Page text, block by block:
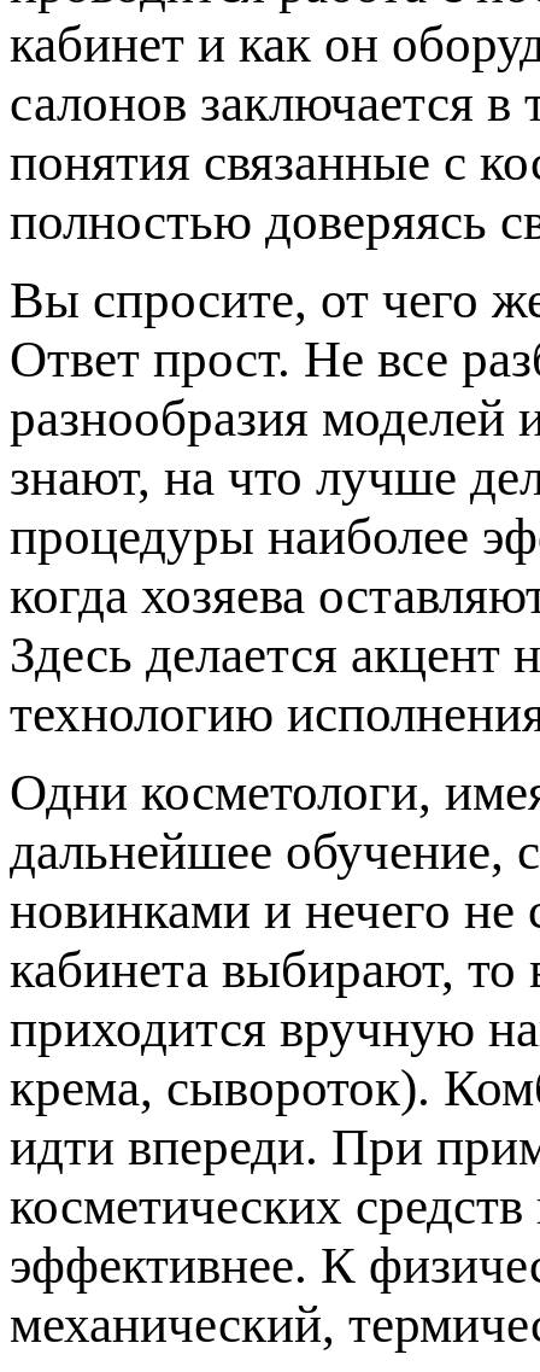
кабинет и как он
салонов заключается
понятия связанные с
полностью доверяясь
Вы спросите, от чего
Ответ прост. Не все
разнообразия моделей
знают, на что лучше
процедуры наиболее
когда хозяева
Здесь делается акцент
технологию
Одни косметологи,
дальнейшее обучение,
новинками и нечего
кабинета выбирают, то
приходится вручную
крема, сывороток).
идти впереди. При
косметических
эффективнее. К
механический,